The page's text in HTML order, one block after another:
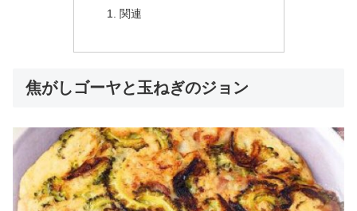
関連
焦がしゴーヤと玉ねぎのジョン